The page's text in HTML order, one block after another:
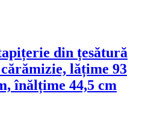
din țesătură
lățime 93
înălțime 44,5 cm